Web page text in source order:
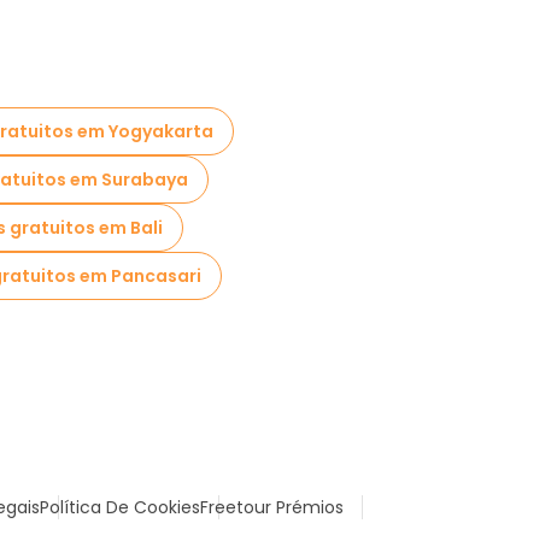
em Yogyakarta
em Surabaya
gratuitos em Bali
em Pancasari
Política De CookiesFreetour Prémios